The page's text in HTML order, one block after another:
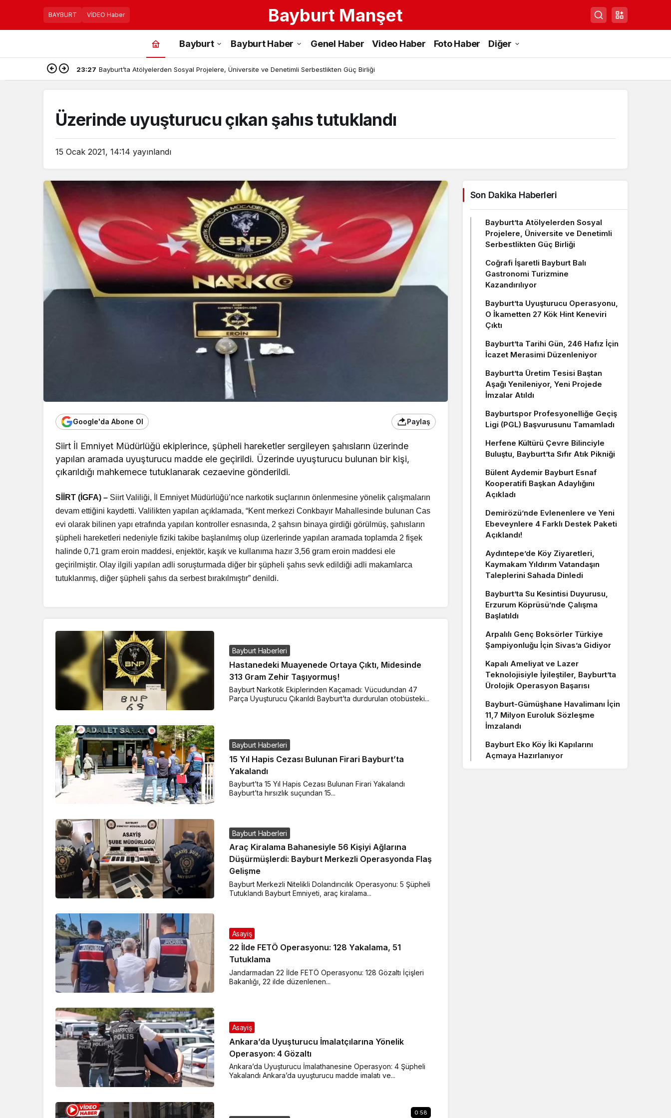
BAYBURT VİDEO Haber Bayburt Manşet
Bayburt Bayburt Haber Genel Haber Video Haber Foto Haber Diğer
23:27 Bayburt’ta Atölyelerden Sosyal Projelere, Üniversite ve Denetimli Serbestlikten Güç Birliği
Üzerinde uyuşturucu çıkan şahıs tutuklandı
15 Ocak 2021, 14:14 yayınlandı
Google'da Abone Ol Paylaş
Siirt İl Emniyet Müdürlüğü ekiplerince, şüpheli hareketler sergileyen şahısların üzerinde
yapılan aramada uyuşturucu madde ele geçirildi. Üzerinde uyuşturucu bulunan bir kişi,
çıkarıldığı mahkemece tutuklanarak cezaevine gönderildi.
SİİRT (İGFA) – Siirt Valiliği, İl Emniyet Müdürlüğü’nce narkotik suçlarının önlenmesine yönelik çalışmaların
devam ettiğini kaydetti. Valilikten yapılan açıklamada, “Kent merkezi Conkbayır Mahallesinde bulunan Cas
evi olarak bilinen yapı etrafında yapılan kontroller esnasında, 2 şahsın binaya girdiği görülmüş, şahısların
şüpheli hareketleri nedeniyle fiziki takibe başlanılmış olup üzerlerinde yapılan aramada toplamda 2 fişek
halinde 0,71 gram eroin maddesi, enjektör, kaşık ve kullanıma hazır 3,56 gram eroin maddesi ele
geçirilmiştir. Olay ilgili yapılan adli soruşturmada diğer bir şüpheli şahıs sevk edildiği adli makamlarca
tutuklanmış, diğer şüpheli şahıs da serbest bırakılmıştır” denildi.
Bayburt Haberleri
Hastanedeki Muayenede Ortaya Çıktı, Midesinde
313 Gram Zehir Taşıyormuş!
Bayburt Narkotik Ekiplerinden Kaçamadı: Vücudundan 47
Parça Uyuşturucu Çıkarıldı Bayburt’ta durdurulan otobüsteki...
Bayburt Haberleri
15 Yıl Hapis Cezası Bulunan Firari Bayburt’ta
Yakalandı
Bayburt’ta 15 Yıl Hapis Cezası Bulunan Firari Yakalandı
Bayburt’ta hırsızlık suçundan 15...
Bayburt Haberleri
Araç Kiralama Bahanesiyle 56 Kişiyi Ağlarına
Düşürmüşlerdi: Bayburt Merkezli Operasyonda Flaş
Gelişme
Bayburt Merkezli Nitelikli Dolandırıcılık Operasyonu: 5 Şüpheli
Tutuklandı Bayburt Emniyeti, araç kiralama...
Asayiş
22 İlde FETÖ Operasyonu: 128 Yakalama, 51
Tutuklama
Jandarmadan 22 İlde FETÖ Operasyonu: 128 Gözaltı İçişleri
Bakanlığı, 22 ilde düzenlenen...
Asayiş
Ankara’da Uyuşturucu İmalatçılarına Yönelik
Operasyon: 4 Gözaltı
Ankara’da Uyuşturucu İmalathanesine Operasyon: 4 Şüpheli
Yakalandı Ankara’da uyuşturucu madde imalatı ve...
0:58
Son Dakika Haberleri
Bayburt’ta Atölyelerden Sosyal
Projelere, Üniversite ve Denetimli
Serbestlikten Güç Birliği
Coğrafi İşaretli Bayburt Balı
Gastronomi Turizmine
Kazandırılıyor
Bayburt’ta Uyuşturucu Operasyonu,
O İkametten 27 Kök Hint Keneviri
Çıktı
Bayburt’ta Tarihi Gün, 246 Hafız İçin
İcazet Merasimi Düzenleniyor
Bayburt’ta Üretim Tesisi Baştan
Aşağı Yenileniyor, Yeni Projede
İmzalar Atıldı
Bayburtspor Profesyonelliğe Geçiş
Ligi (PGL) Başvurusunu Tamamladı
Herfene Kültürü Çevre Bilinciyle
Buluştu, Bayburt’ta Sıfır Atık Pikniği
Bülent Aydemir Bayburt Esnaf
Kooperatifi Başkan Adaylığını
Açıkladı
Demirözü’nde Evlenenlere ve Yeni
Ebeveynlere 4 Farklı Destek Paketi
Açıklandı!
Aydıntepe’de Köy Ziyaretleri,
Kaymakam Yıldırım Vatandaşın
Taleplerini Sahada Dinledi
Bayburt’ta Su Kesintisi Duyurusu,
Erzurum Köprüsü’nde Çalışma
Başlatıldı
Arpalılı Genç Boksörler Türkiye
Şampiyonluğu İçin Sivas’a Gidiyor
Kapalı Ameliyat ve Lazer
Teknolojisiyle İyileştiler, Bayburt’ta
Ürolojik Operasyon Başarısı
Bayburt-Gümüşhane Havalimanı İçin
11,7 Milyon Euroluk Sözleşme
İmzalandı
Bayburt Eko Köy İki Kapılarını
Açmaya Hazırlanıyor